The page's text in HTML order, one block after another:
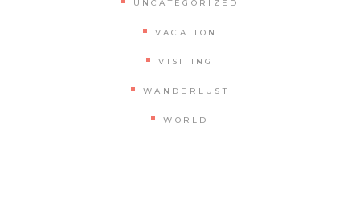
UNCATEGORIZED
VACATION
VISITING
WANDERLUST
WORLD